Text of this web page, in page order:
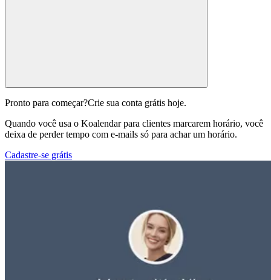
Pronto para começar?Crie sua conta grátis hoje.
Quando você usa o Koalendar para clientes marcarem horário, você
deixa de perder tempo com e-mails só para achar um horário.
Cadastre-se grátis